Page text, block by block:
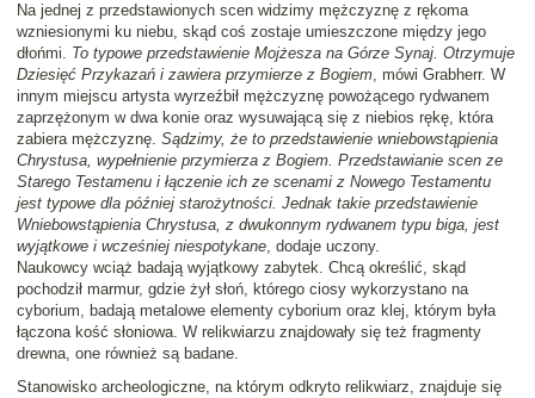
Na jednej z przedstawionych scen widzimy mężczyznę z rękoma
wzniesionymi ku niebu, skąd coś zostaje umieszczone między jego
dłońmi. To typowe przedstawienie Mojżesza na Górze Synaj. Otrzymuje
Dziesięć Przykazań i zawiera przymierze z Bogiem, mówi Grabherr. W
innym miejscu artysta wyrzeźbił mężczyznę powożącego rydwanem
zaprzężonym w dwa konie oraz wysuwającą się z niebios rękę, która
zabiera mężczyznę. Sądzimy, że to przedstawienie wniebowstąpienia
Chrystusa, wypełnienie przymierza z Bogiem. Przedstawianie scen ze
Starego Testamenu i łączenie ich ze scenami z Nowego Testamentu
jest typowe dla później starożytności. Jednak takie przedstawienie
Wniebowstąpienia Chrystusa, z dwukonnym rydwanem typu biga, jest
wyjątkowe i wcześniej niespotykane, dodaje uczony.
Naukowcy wciąż badają wyjątkowy zabytek. Chcą określić, skąd
pochodził marmur, gdzie żył słoń, którego ciosy wykorzystano na
cyborium, badają metalowe elementy cyborium oraz klej, którym była
łączona kość słoniowa. W relikwiarzu znajdowały się też fragmenty
drewna, one również są badane.
Stanowisko archeologiczne, na którym odkryto relikwiarz, znajduje się